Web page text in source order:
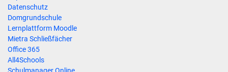
Datenschutz
Domgrundschule
Lernplattform Moodle
Mietra Schließfächer
Office 365
All4Schools